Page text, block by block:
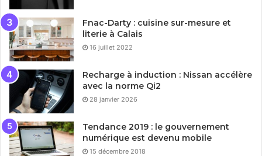
Fnac-Darty : cuisine sur-mesure et
literie à Calais
16 juillet 2022
Recharge à induction : Nissan accélère
avec la norme Qi2
28 janvier 2026
Tendance 2019 : le gouvernement
numérique est devenu mobile
15 décembre 2018